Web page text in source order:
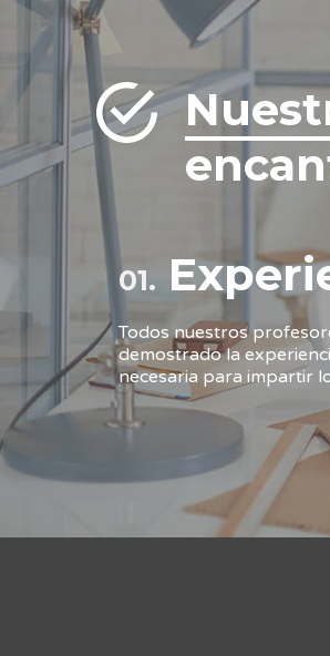
01.
Todos nuestros
demostrado la
necesaria para impartir